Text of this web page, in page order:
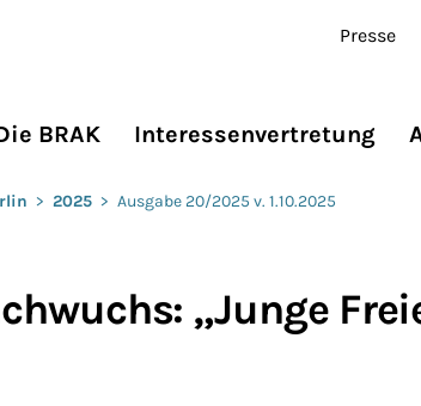
Presse
BRAK Interessenvertretung
> 2025 > Ausgabe 20/2025 v. 1.10.2025
„Junge